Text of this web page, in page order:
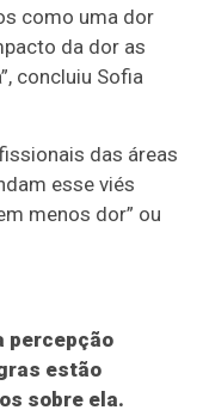
como uma dor
da dor as
concluiu Sofia
das áreas
esse viés
menos dor” ou
percepção
estão
sobre ela.